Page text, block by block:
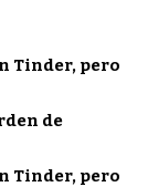
Tinder, pero
de
Tinder, pero